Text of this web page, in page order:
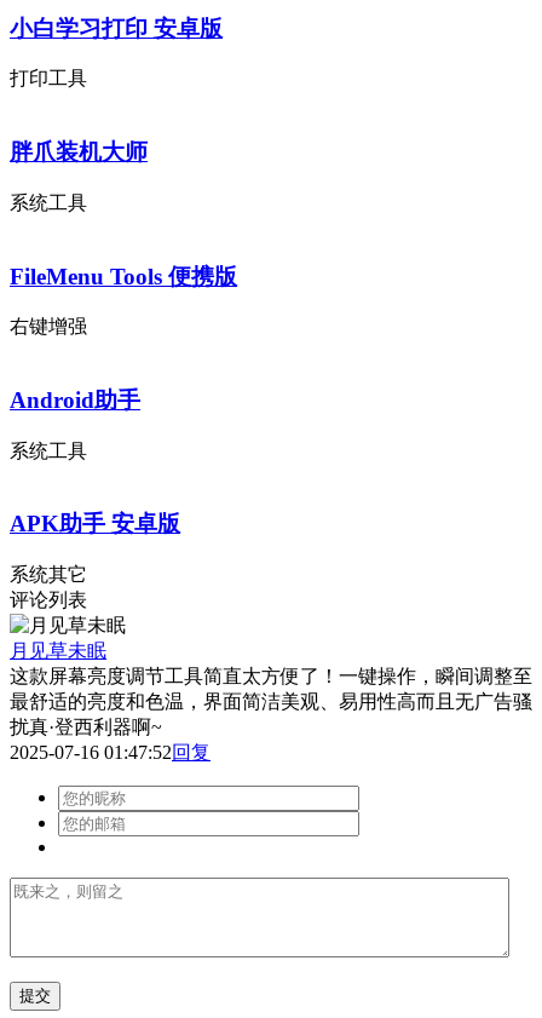
小白学习打印 安卓版
打印工具
胖爪装机大师
系统工具
FileMenu Tools 便携版
右键增强
Android助手
系统工具
APK助手 安卓版
系统其它
评论列表
月见草未眠
这款屏幕亮度调节工具简直太方便了！一键操作，瞬间调整至
最舒适的亮度和色温，界面简洁美观、易用性高而且无广告骚
扰真·登西利器啊~
2025-07-16 01:47:52回复